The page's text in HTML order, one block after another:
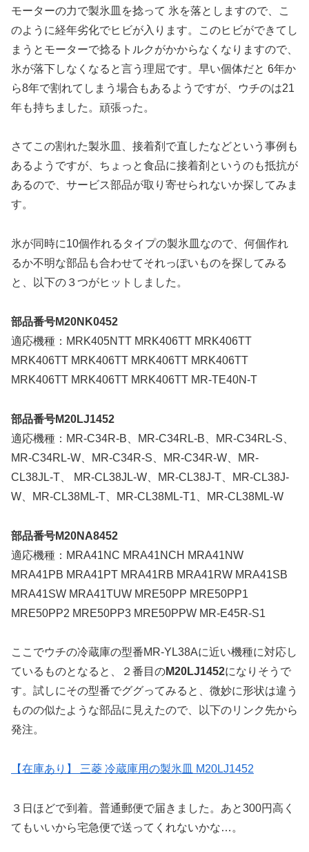
モーターの力で製氷皿を捻って 氷を落としますので、こ
のように経年劣化でヒビが入ります。このヒビができてし
まうとモーターで捻るトルクがかからなくなりますので、
氷が落下しなくなると言う理屈です。早い個体だと 6年か
ら8年で割れてしまう場合もあるようですが、ウチのは21
年も持ちました。頑張った。
さてこの割れた製氷皿、接着剤で直したなどという事例も
あるようですが、ちょっと食品に接着剤というのも抵抗が
あるので、サービス部品が取り寄せられないか探してみま
す。
氷が同時に10個作れるタイプの製氷皿なので、何個作れ
るか不明な部品も合わせてそれっぽいものを探してみる
と、以下の３つがヒットしました。
部品番号M20NK0452
適応機種：MRK405NTT MRK406TT MRK406TT
MRK406TT MRK406TT MRK406TT MRK406TT
MRK406TT MRK406TT MRK406TT MR-TE40N-T
部品番号M20LJ1452
適応機種：MR-C34R-B、MR-C34RL-B、MR-C34RL-S、
MR-C34RL-W、MR-C34R-S、MR-C34R-W、MR-
CL38JL-T、 MR-CL38JL-W、MR-CL38J-T、MR-CL38J-
W、MR-CL38ML-T、MR-CL38ML-T1、MR-CL38ML-W
部品番号M20NA8452
適応機種：MRA41NC MRA41NCH MRA41NW
MRA41PB MRA41PT MRA41RB MRA41RW MRA41SB
MRA41SW MRA41TUW MRE50PP MRE50PP1
MRE50PP2 MRE50PP3 MRE50PPW MR-E45R-S1
ここでウチの冷蔵庫の型番MR-YL38Aに近い機種に対応し
ているものとなると、２番目のM20LJ1452になりそうで
す。試しにその型番でググってみると、微妙に形状は違う
ものの似たような部品に見えたので、以下のリンク先から
発注。
【在庫あり】 三菱 冷蔵庫用の製氷皿 M20LJ1452
３日ほどで到着。普通郵便で届きました。あと300円高く
てもいいから宅急便で送ってくれないかな…。